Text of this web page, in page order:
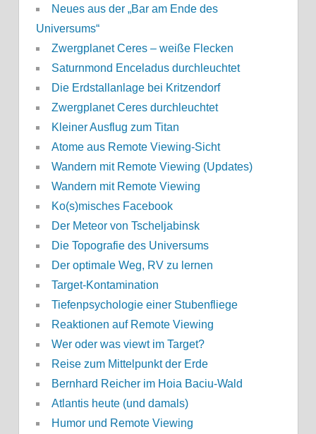
Neues aus der „Bar am Ende des
Universums“
Zwergplanet Ceres – weiße Flecken
Saturnmond Enceladus durchleuchtet
Die Erdstallanlage bei Kritzendorf
Zwergplanet Ceres durchleuchtet
Kleiner Ausflug zum Titan
Atome aus Remote Viewing-Sicht
Wandern mit Remote Viewing (Updates)
Wandern mit Remote Viewing
Ko(s)misches Facebook
Der Meteor von Tscheljabinsk
Die Topografie des Universums
Der optimale Weg, RV zu lernen
Target-Kontamination
Tiefenpsychologie einer Stubenfliege
Reaktionen auf Remote Viewing
Wer oder was viewt im Target?
Reise zum Mittelpunkt der Erde
Bernhard Reicher im Hoia Baciu-Wald
Atlantis heute (und damals)
Humor und Remote Viewing